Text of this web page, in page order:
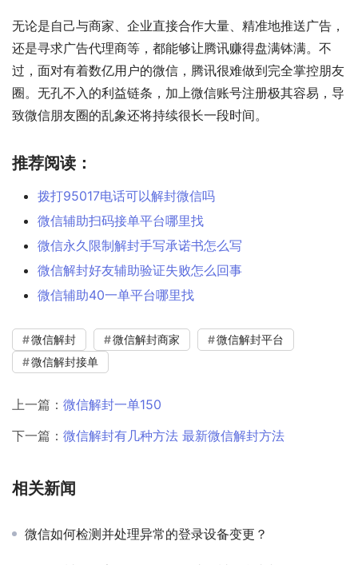
无论是自己与商家、企业直接合作大量、精准地推送广告，
还是寻求广告代理商等，都能够让腾讯赚得盘满钵满。不
过，面对有着数亿用户的微信，腾讯很难做到完全掌控朋友
圈。无孔不入的利益链条，加上微信账号注册极其容易，导
致微信朋友圈的乱象还将持续很长一段时间。
推荐阅读：
拨打95017电话可以解封微信吗
微信辅助扫码接单平台哪里找
微信永久限制解封手写承诺书怎么写
微信解封好友辅助验证失败怎么回事
微信辅助40一单平台哪里找
微信解封 微信解封商家
微信解封平台
微信解封接单
上一篇： 微信解封一单150
下一篇： 微信解封有几种方法 最新微信解封方法
相关新闻
微信如何检测并处理异常的登录设备变更？